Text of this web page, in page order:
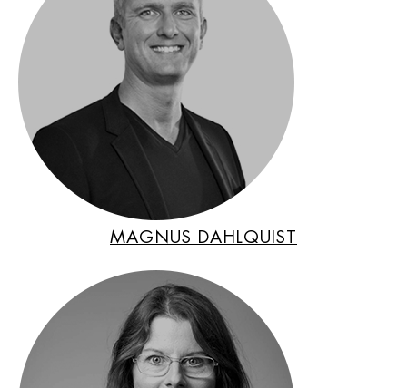
MAGNUS DAHLQUIST